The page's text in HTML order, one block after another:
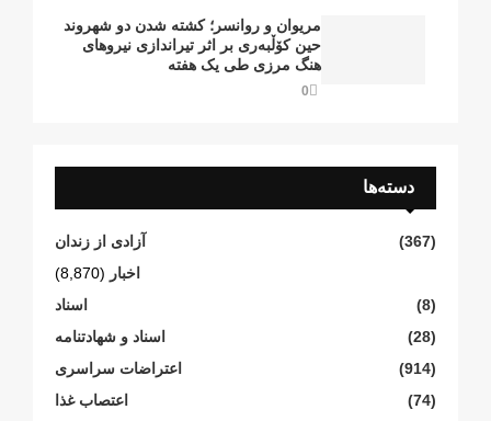
مریوان و روانسر؛ کشته شدن دو شهروند
حین کۆڵبەری بر اثر تیراندازی نیروهای
هنگ مرزی طی یک هفته
0
دسته‌ها
آزادی از زندان
(367)
اخبار (8,870)
اسناد
(8)
اسناد و شهادتنامە
(28)
اعتراضات سراسری
(914)
اعتصاب غذا
(74)